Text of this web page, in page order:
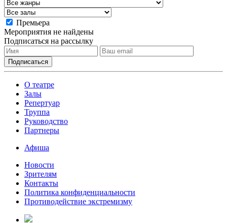
Премьера
Мероприятия не найдены
Подписаться на рассылку
О театре
Залы
Репертуар
Труппа
Руководство
Партнеры
Афиша
Новости
Зрителям
Контакты
Политика конфиденциальности
Противодействие экстремизму